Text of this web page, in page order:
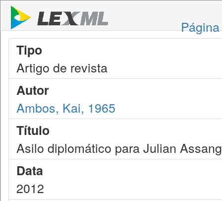
Tipo
Artigo de revista
Autor
Ambos, Kai, 1965
Título
Asilo diplomático para Julian
Data
2012